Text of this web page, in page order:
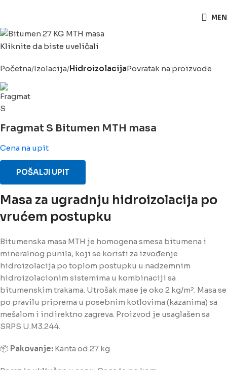
Kliknite da biste uveličali
Početna Izolacija HidroizolacijaPovratak na proizvode
Fragmat S Bitumen MTH masa
Cena na upit
POŠALJI UPIT
Masa za ugradnju hidroizolacija po
vrućem postupku
Bitumenska masa MTH je homogena smesa bitumena i
mineralnog punila, koji se koristi za izvođenje
hidroizolacija po toplom postupku u nadzemnim
hidroizolacionim sistemima u kombinaciji sa
bitumenskim trakama. Utrošak mase je oko 2 kg/m2. Masa se
po pravilu priprema u posebnim kotlovima (kazanima) sa
mešalom i indirektno zagreva. Proizvod je usaglašen sa
SRPS U.M3.244.
📦 Pakovanje: Kanta od 27 kg